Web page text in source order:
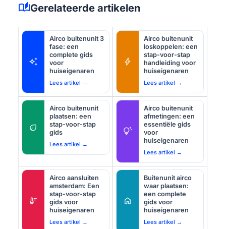
auto_storiesGerelateerde artikelen
auto_awesome
Airco buitenunit 3
fase: een
complete gids
voor
huiseigenaren
Lees artikel →
bolt
Airco buitenunit
loskoppelen: een
stap-voor-stap
handleiding voor
huiseigenaren
Lees artikel →
eco
Airco buitenunit
plaatsen: een
stap-voor-stap
gids
Lees artikel →
tips_and_updates
Airco buitenunit
afmetingen: een
essentiële gids
voor
huiseigenaren
Lees artikel →
thermostat
Airco aansluiten
amsterdam: Een
stap-voor-stap
gids voor
huiseigenaren
Lees artikel →
home
Buitenunit airco
waar plaatsen:
een complete
gids voor
huiseigenaren
Lees artikel →